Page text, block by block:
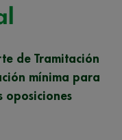
de Tramitación
mínima para
oposiciones